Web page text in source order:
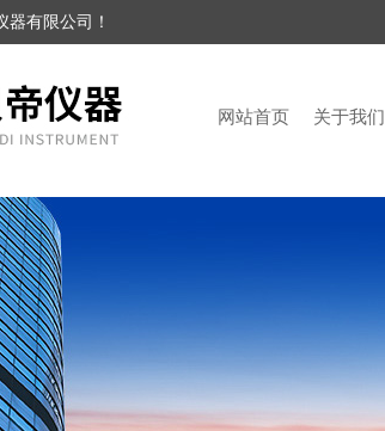
有限公司！
网站首页 关于我们